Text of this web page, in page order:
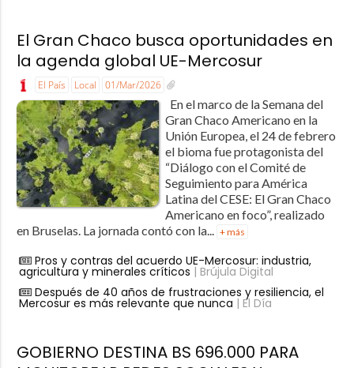
El Gran Chaco busca oportunidades en
la agenda global UE-Mercosur
El País Local 01/Mar/2026
En el marco de la Semana del
Gran Chaco Americano en la
Unión Europea, el 24 de febrero
el bioma fue protagonista del
“Diálogo con el Comité de
Seguimiento para América
Latina del CESE: El Gran Chaco
Americano en foco”, realizado
en Bruselas. La jornada contó con la...
+ más
Pros y contras del acuerdo UE-Mercosur: industria,
agricultura y minerales críticos | Brújula Digital
Después de 40 años de frustraciones y resiliencia, el
Mercosur es más relevante que nunca | El Día
GOBIERNO DESTINA BS 696.000 PARA